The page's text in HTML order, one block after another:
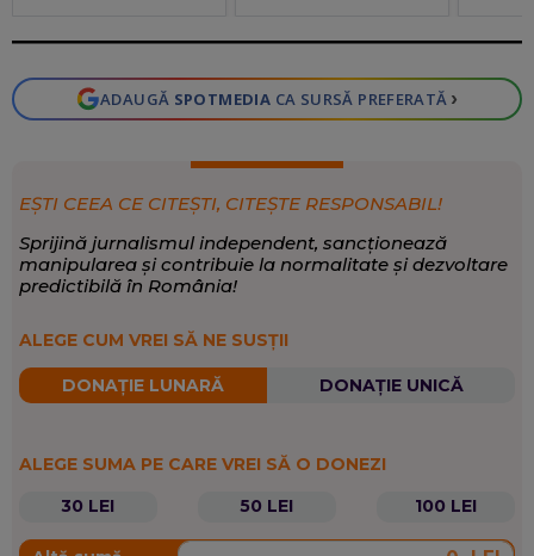
ADAUGĂ SPOTMEDIA CA SURSĂ PREFERATĂ ›
EȘTI CEEA CE CITEȘTI, CITEȘTE RESPONSABIL!
Sprijină jurnalismul independent, sancționează
manipularea și contribuie la normalitate și dezvoltare
predictibilă în România!
ALEGE CUM VREI SĂ NE SUSȚII
DONAȚIE LUNARĂ DONAȚIE UNICĂ
ALEGE SUMA PE CARE VREI SĂ O DONEZI
30 LEI
50 LEI 100 LEI